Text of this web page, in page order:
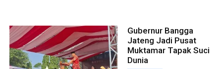
Gubernur Bangga
Jateng Jadi Pusat
Muktamar Tapak Suci
Dunia